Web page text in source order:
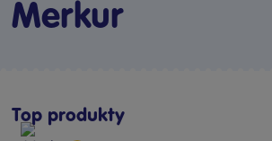
Merkur
Top produkty